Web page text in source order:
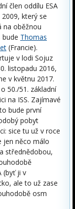
člen oddílu ESA
2009, který se
na oběžnou
bude Thomas
(Francie).
v lodi Sojuz
listopadu 2016,
v květnu 2017.
50./51. základní
na ISS. Zajímavé
bude první
pobyt
sice tu už v roce
jen něco málo
střednědobou,
(byť ji v
ale to už zase
osm